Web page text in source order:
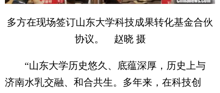
多方在现场签订山东大学科技成果转化基金合伙
协议。 赵晓 摄
“山东大学历史悠久、底蕴深厚，历史上与
济南水乳交融、和合共生。多年来，在科技创